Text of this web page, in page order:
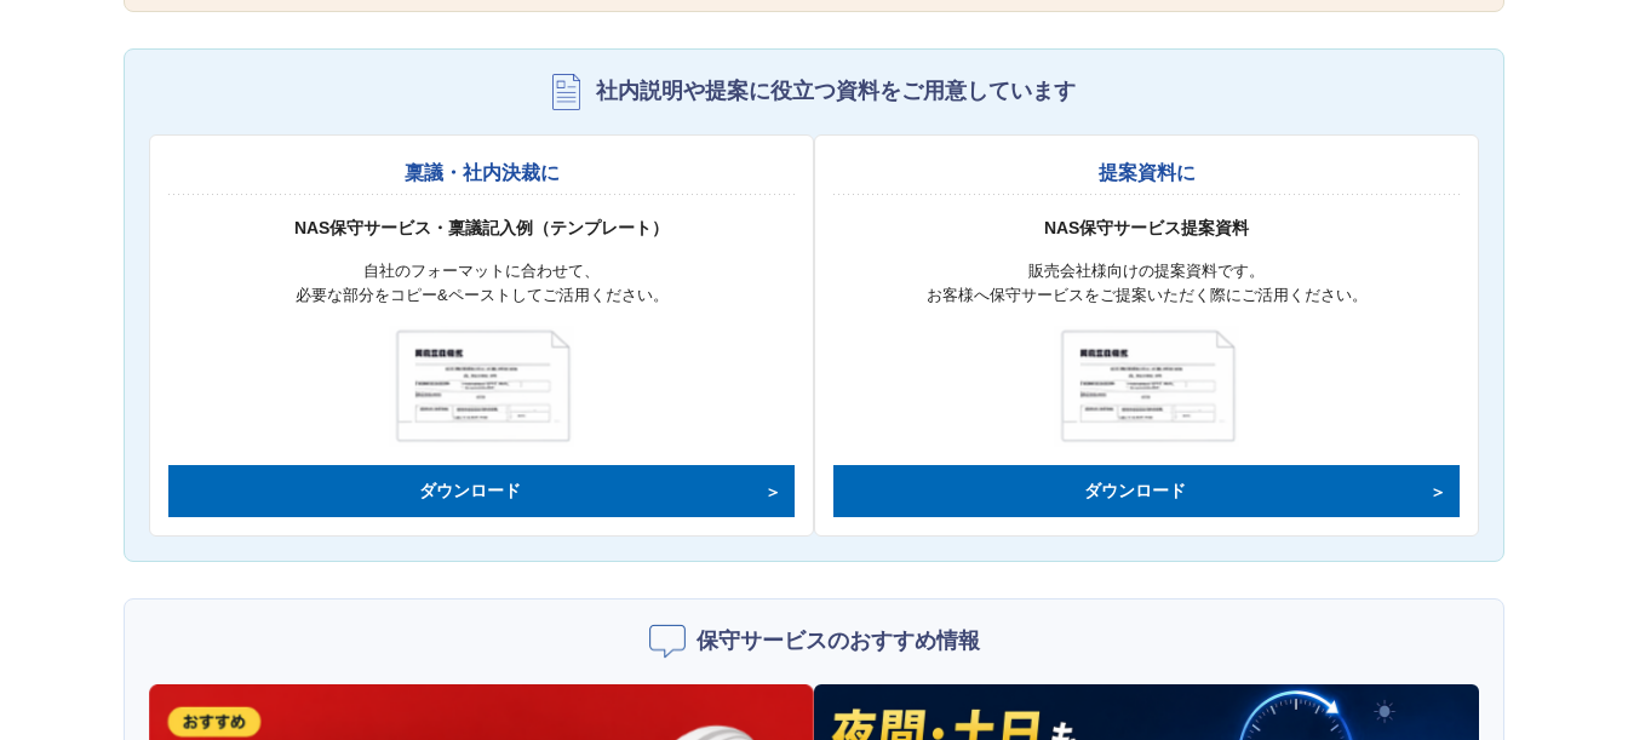
社内説明や提案に役立つ資料をご用意しています
稟議・社内決裁に
NAS保守サービス・稟議記入例（テンプレート）
自社のフォーマットに合わせて、
必要な部分をコピー&ペーストしてご活用ください。
ダウンロード
提案資料に
NAS保守サービス提案資料
販売会社様向けの提案資料です。
お客様へ保守サービスをご提案いただく際にご活用ください。
ダウンロード
保守サービスのおすすめ情報